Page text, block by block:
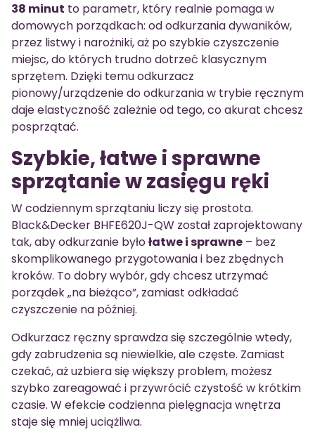
38 minut to parametr, który realnie pomaga w
domowych porządkach: od odkurzania dywaników,
przez listwy i narożniki, aż po szybkie czyszczenie
miejsc, do których trudno dotrzeć klasycznym
sprzętem. Dzięki temu odkurzacz
pionowy/urządzenie do odkurzania w trybie ręcznym
daje elastyczność zależnie od tego, co akurat chcesz
posprzątać.
Szybkie, łatwe i sprawne
sprzątanie w zasięgu ręki
W codziennym sprzątaniu liczy się prostota.
Black&Decker BHFE620J-QW został zaprojektowany
tak, aby odkurzanie byłołatwe i sprawne – bez
skomplikowanego przygotowania i bez zbędnych
kroków. To dobry wybór, gdy chcesz utrzymać
porządek „na bieżąco”, zamiast odkładać
czyszczenie na później.
Odkurzacz ręczny sprawdza się szczególnie wtedy,
gdy zabrudzenia są niewielkie, ale częste. Zamiast
czekać, aż uzbiera się większy problem, możesz
szybko zareagować i przywrócić czystość w krótkim
czasie. W efekcie codzienna pielęgnacja wnętrza
staje się mniej uciążliwa.